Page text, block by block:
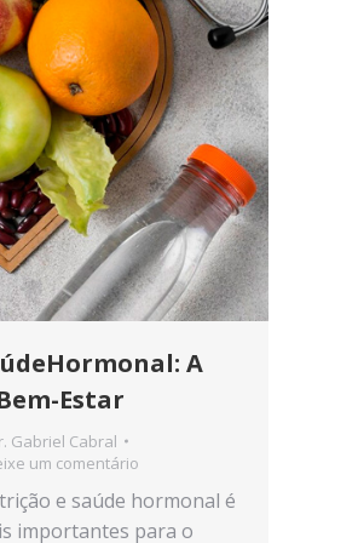
A
Estar
Gabriel Cabral
um comentário
e saúde hormonal é
importantes para o